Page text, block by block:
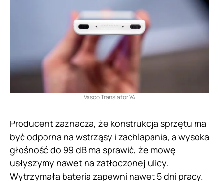
Vasco Translator V4
Producent zaznacza, że konstrukcja sprzętu ma
być odporna na wstrząsy i zachlapania, a wysoka
głośność do 99 dB ma sprawić, że mowę
usłyszymy nawet na zatłoczonej ulicy.
Wytrzymała bateria zapewni nawet 5 dni pracy.